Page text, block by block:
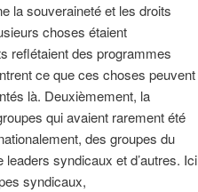
la souveraineté et les droits
choses étaient
reflétaient des programmes
ce que ces choses peuvent
là. Deuxièmement, la
qui avaient rarement été
des groupes du
syndicaux et d’autres. Ici
syndicaux,